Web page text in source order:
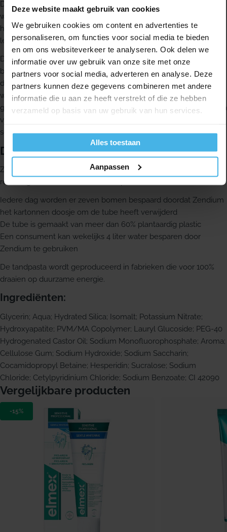
Deze website maakt gebruik van cookies
We gebruiken cookies om content en advertenties te
personaliseren, om functies voor social media te bieden
en om ons websiteverkeer te analyseren. Ook delen we
informatie over uw gebruik van onze site met onze
partners voor social media, adverteren en analyse. Deze
partners kunnen deze gegevens combineren met andere
informatie die u aan ze heeft verstrekt of die ze hebben
verzameld op basis van uw gebruik van hun services.
Alles toestaan
Aanpassen
Die aanpak past nog steeds bij het merk. Zendium wil de manier
waarop mensen over mondgezondheid denken veranderen en
heeft als doel om mensen te helpen een langer en gezonder
leven te leiden.
Door de exclusieve formule wordt de mond op natuurlijke wijze
beschermd. Zendium helpt de goede en slechte bacteriebn in
de mond in balans te brengen, waardoor het orale microbioom
wordt versterkt. Volgens de productinformatie wordt de
gezondheid van het tandvlees bevorderd. Daarbij is de tandpasta
vier keer zo mild als de gemiddelde tandpasta met SLS-
schuimmiddel.
Duurzaamheid
Zendium vindt duurzaamheid belangrijk en houdt daarbij
rekening met vier verschillende aspecten.
Iedere dag worden er zeven bomen bespaard doordat Zendium
het kartonnen doosje om de tube heeft verwijderd
De tube is gemaakt van meer dan 60% plantaardig plastic
Een consument kan wekelijks 4 liter water besparen door
Zendium te gebruiken
De tandpasta wordt geproduceerd in fabrieken die voor 100%
draaien op duurzame energie.
Ingrediënten:
Glycerin; Aqua; Hydrated Silica; Isomalt; Potassium Nitrate;
Hydroxyapatite; PVM/MA Copolymer; Lauryl Glucoside; PEG-40
Hydrogenated Castor Oil; Sodium Monofluorophosphate; Aroma;
Cellulose Gum; Sodium Hydroxide; Sodium Saccharin;
Cocamidopropyl Betaine; Hesperidin; Sucralose; Sodium
Chloride; Cetylpyridinium Chloride; Sodium Benzoate; CI 42090
Vergelijkbare producten
-15%